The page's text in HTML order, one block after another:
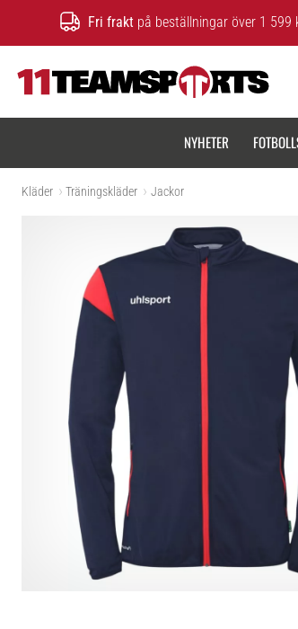
Fri frakt på beställningar över 1 599
NYHETER
Kläder Träningskläder Jackor